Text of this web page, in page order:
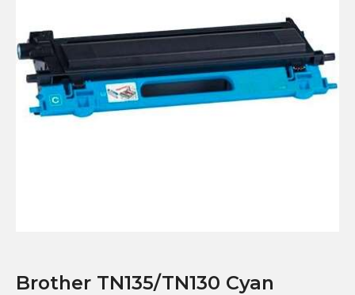
Brother TN135/TN130 Cyan